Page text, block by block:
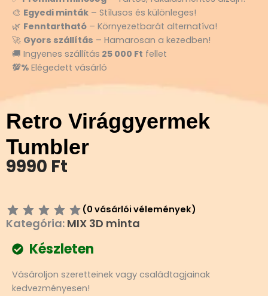
🎨 Egyedi minták – Stílusos és különleges!
🌿 Fenntartható – Környezetbarát alternatíva!
🚀 Gyors szállítás – Hamarosan a kezedben!
🚚 Ingyenes szállítás 25 000 Ft fellet
💯% Elégedett vásárló
Retro Virággyermek
Tumbler
9990 Ft
(0 vásárlói vélemények)
Kategória: MIX 3D minta
Készleten
Vásároljon szeretteinek vagy családtagjainak
kedvezményesen!
Virággyermek
Tumbler